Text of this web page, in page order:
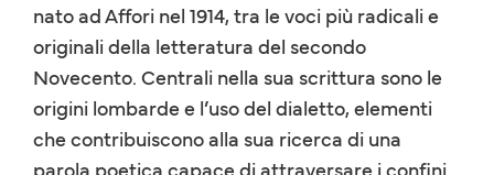
nato ad Affori nel 1914, tra le voci più radicali e
originali della letteratura del secondo
Novecento. Centrali nella sua scrittura sono le
origini lombarde e l’uso del dialetto, elementi
che contribuiscono alla sua ricerca di una
parola poetica capace di attraversare i confini